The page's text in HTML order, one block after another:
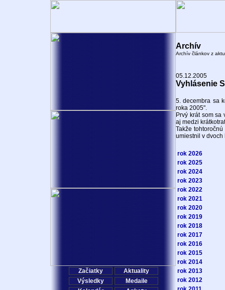
Začiatky
Aktuality
Výsledky
Medaile
Archív
Archív článkov z
05.12.2005
Vyhlásenie
5. decembra sa
roka 2005".
Prvý krát som
aj medzi
Takže
umiestnil v dvoch
rok 2026
rok 2025
rok 2024
rok 2023
rok 2022
rok 2021
rok 2020
rok 2019
rok 2018
rok 2017
rok 2016
rok 2015
rok 2014
rok 2013
rok 2012